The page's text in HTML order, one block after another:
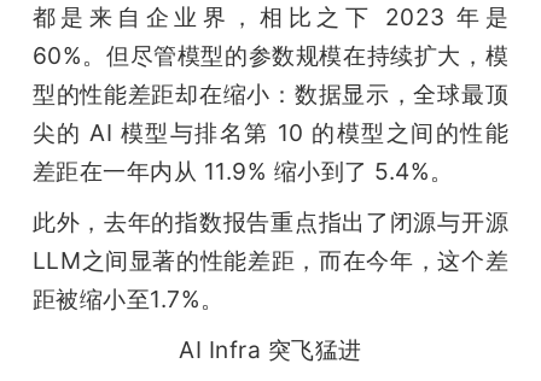
机
都是来自企业界，相比之下 2023 年是
60%。但尽管模型的参数规模在持续扩大，模
型的性能差距却在缩小：数据显示，全球最顶
尖的 AI 模型与排名第 10 的模型之间的性能
差距在一年内从 11.9% 缩小到了 5.4%。
此外，去年的指数报告重点指出了闭源与开源
LLM之间显著的性能差距，而在今年，这个差
距被缩小至1.7%。
AI Infra 突飞猛进